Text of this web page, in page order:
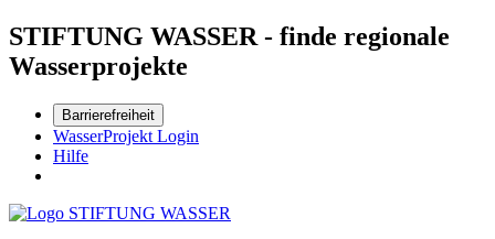
STIFTUNG WASSER - finde regionale
Wasserprojekte
Barrierefreiheit
WasserProjekt Login
Hilfe